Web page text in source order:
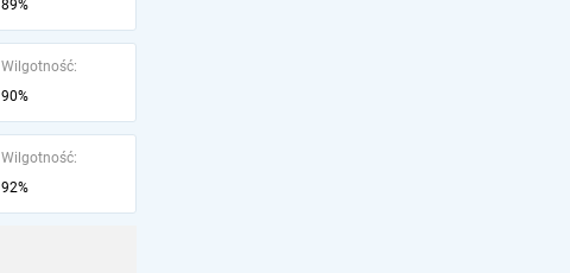
89%
Wilgotność:
90%
Wilgotność:
92%